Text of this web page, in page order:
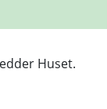
Huset.